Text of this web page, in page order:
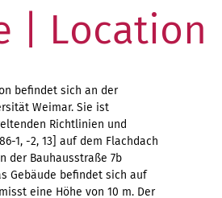
| Location
befindet sich an der
Weimar. Sie ist
Richtlinien und
1, -2, 13] auf dem Flachdach
der Bauhausstraße 7b
Gebäude befindet sich auf
eine Höhe von 10 m. Der